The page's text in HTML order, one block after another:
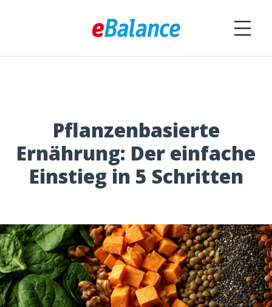
Pflanzenbasierte
Ernährung: Der einfache
Einstieg in 5 Schritten